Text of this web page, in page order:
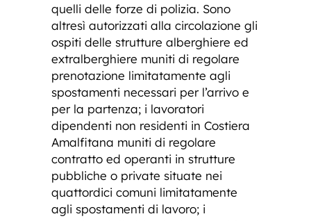
quelli delle forze di polizia. Sono
altresì autorizzati alla circolazione gli
ospiti delle strutture alberghiere ed
extralberghiere muniti di regolare
prenotazione limitatamente agli
spostamenti necessari per l’arrivo e
per la partenza; i lavoratori
dipendenti non residenti in Costiera
Amalfitana muniti di regolare
contratto ed operanti in strutture
pubbliche o private situate nei
quattordici comuni limitatamente
agli spostamenti di lavoro; i